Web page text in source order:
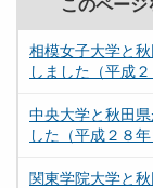
このペー
相模女子大学と
しました（平成
中央大学と秋田
した（平成２８年
関東学院大学と